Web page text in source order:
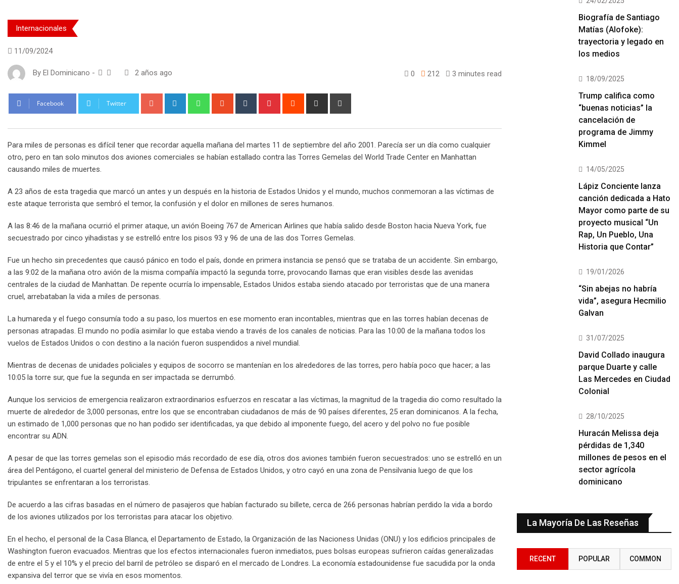
Internacionales
11/09/2024
By El Dominicano - 2 años ago 0 212 3 minutes read
Facebook Twitter Google+ LinkedIn WhatsappStumbleUpon
Tumblr Pinterest Reddit
Share
Para miles de personas es difícil tener que recordar aquella mañana del martes 11 de septiembre del año 2001. Parecía ser un día como cualquier
otro, pero en tan solo minutos dos aviones comerciales se habían estallado contra las Torres Gemelas del World Trade Center en Manhattan
causando miles de muertes.
A 23 años de esta tragedia que marcó un antes y un después en la historia de Estados Unidos y el mundo, muchos conmemoran a las víctimas de
este ataque terrorista que sembró el temor, la confusión y el dolor en millones de seres humanos.
A las 8:46 de la mañana ocurrió el primer ataque, un avión Boeing 767 de American Airlines que había salido desde Boston hacia Nueva York, fue
secuestrado por cinco yihadistas y se estrelló entre los pisos 93 y 96 de una de las dos Torres Gemelas.
Fue un hecho sin precedentes que causó pánico en todo el país, donde en primera instancia se pensó que se trataba de un accidente. Sin embargo,
a las 9:02 de la mañana otro avión de la misma compañía impactó la segunda torre, provocando llamas que eran visibles desde las avenidas
centrales de la ciudad de Manhattan. De repente ocurría lo impensable, Estados Unidos estaba siendo atacado por terroristas que de una manera
cruel, arrebataban la vida a miles de personas.
La humareda y el fuego consumía todo a su paso, los muertos en ese momento eran incontables, mientras que en las torres habían decenas de
personas atrapadas. El mundo no podía asimilar lo que estaba viendo a través de los canales de noticias. Para las 10:00 de la mañana todos los
vuelos de Estados Unidos o con destino a la nación fueron suspendidos a nivel mundial.
Mientras de decenas de unidades policiales y equipos de socorro se mantenían en los alrededores de las torres, pero había poco que hacer; a las
10:05 la torre sur, que fue la segunda en ser impactada se derrumbó.
Aunque los servicios de emergencia realizaron extraordinarios esfuerzos en rescatar a las víctimas, la magnitud de la tragedia dio como resultado la
muerte de alrededor de 3,000 personas, entre los que se encontraban ciudadanos de más de 90 países diferentes, 25 eran dominicanos. A la fecha,
un estimado de 1,000 personas que no han podido ser identificadas, ya que debido al imponente fuego, del acero y del polvo no fue posible
encontrar su ADN.
A pesar de que las torres gemelas son el episodio más recordado de ese día, otros dos aviones también fueron secuestrados: uno se estrelló en un
área del Pentágono, el cuartel general del ministerio de Defensa de Estados Unidos, y otro cayó en una zona de Pensilvania luego de que los
tripulantes se enfrentaran a los terroristas.
De acuerdo a las cifras basadas en el número de pasajeros que habían facturado su billete, cerca de 266 personas habrían perdido la vida a bordo
de los aviones utilizados por los terroristas para atacar los objetivo.
En el hecho, el personal de la Casa Blanca, el Departamento de Estado, la Organización de las Nacioness Unidas (ONU) y los edificios principales de
Washington fueron evacuados. Mientras que los efectos internacionales fueron inmediatos, pues bolsas europeas sufrieron caídas generalizadas
de entre el 5 y el 10% y el precio del barril de petróleo se disparó en el mercado de Londres. La economía estadounidense fue sacudida por la onda
expansiva del terror que se vivía en esos momentos.
Biografía de Santiago
Matías (Alofoke):
trayectoria y legado en
los medios
18/09/2025
Trump califica como
“buenas noticias” la
cancelación de
programa de Jimmy
Kimmel
14/05/2025
Lápiz Conciente lanza
canción dedicada a Hato
Mayor como parte de su
proyecto musical “Un
Rap, Un Pueblo, Una
Historia que Contar”
19/01/2026
“Sin abejas no habría
vida”, asegura Hecmilio
Galvan
31/07/2025
David Collado inaugura
parque Duarte y calle
Las Mercedes en Ciudad
Colonial
28/10/2025
Huracán Melissa deja
pérdidas de 1,340
millones de pesos en el
sector agrícola
dominicano
La Mayoría De Las Reseñas
RECENT POPULAR COMMON